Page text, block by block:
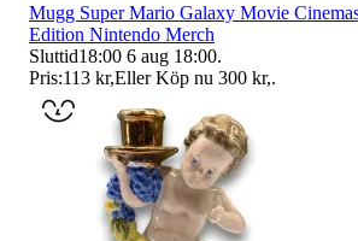
Mugg Super Mario Galaxy Movie
Edition Nintendo Merch
Sluttid18:00 6 aug 18:00.
Pris:113 kr,Eller Köp nu 300 kr,.